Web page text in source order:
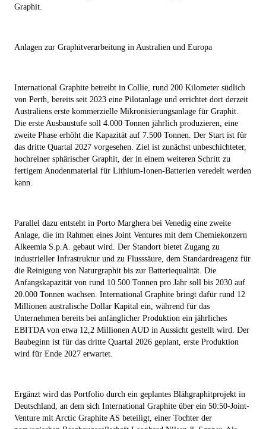
Graphit.
Anlagen zur Graphitverarbeitung in Australien und Europa
International Graphite betreibt in Collie, rund 200 Kilometer südlich
von Perth, bereits seit 2023 eine Pilotanlage und errichtet dort derzeit
Australiens erste kommerzielle Mikronisierungsanlage für Graphit.
Die erste Ausbaustufe soll 4.000 Tonnen jährlich produzieren, eine
zweite Phase erhöht die Kapazität auf 7.500 Tonnen. Der Start ist für
das dritte Quartal 2027 vorgesehen. Ziel ist zunächst unbeschichteter,
hochreiner sphärischer Graphit, der in einem weiteren Schritt zu
fertigem Anodenmaterial für Lithium-Ionen-Batterien veredelt werden
kann.
Parallel dazu entsteht in Porto Marghera bei Venedig eine zweite
Anlage, die im Rahmen eines Joint Ventures mit dem Chemiekonzern
Alkeemia S.p.A. gebaut wird. Der Standort bietet Zugang zu
industrieller Infrastruktur und zu Flusssäure, dem Standardreagenz für
die Reinigung von Naturgraphit bis zur Batteriequalität. Die
Anfangskapazität von rund 10.500 Tonnen pro Jahr soll bis 2030 auf
20.000 Tonnen wachsen. International Graphite bringt dafür rund 12
Millionen australische Dollar Kapital ein, während für das
Unternehmen bereits bei anfänglicher Produktion ein jährliches
EBITDA von etwa 12,2 Millionen AUD in Aussicht gestellt wird. Der
Baubeginn ist für das dritte Quartal 2026 geplant, erste Produktion
wird für Ende 2027 erwartet.
Ergänzt wird das Portfolio durch ein geplantes Blähgraphitprojekt in
Deutschland, an dem sich International Graphite über ein 50:50-Joint-
Venture mit Arctic Graphite AS beteiligt, einer Tochter der